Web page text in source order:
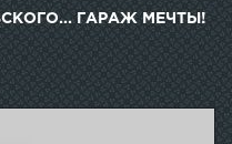
ГАРАЖ МЕЧТЫ!